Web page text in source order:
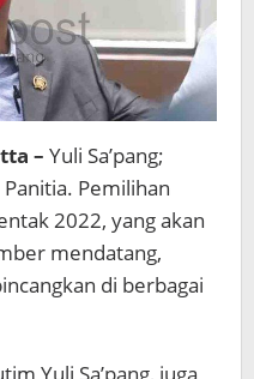
– Yuli Sa’pang;
Pemilihan
2022, yang akan
mendatang,
di berbagai